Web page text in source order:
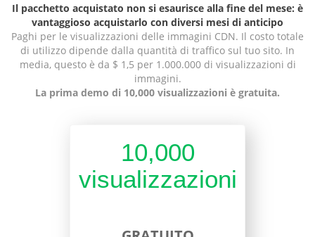
Il pacchetto acquistato non si esaurisce alla fine del mese: è
vantaggioso acquistarlo con diversi mesi di anticipo
Paghi per le visualizzazioni delle immagini CDN. Il costo totale
di utilizzo dipende dalla quantità di traffico sul tuo sito. In
media, questo è da $ 1,5 per 1.000.000 di visualizzazioni di
immagini.
La prima demo di 10,000 visualizzazioni è gratuita.
10,000
visualizzazioni